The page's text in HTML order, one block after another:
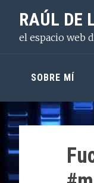
principal
contenido
lateral
RAÚL DE
el espacio web
SOBRE MÍ